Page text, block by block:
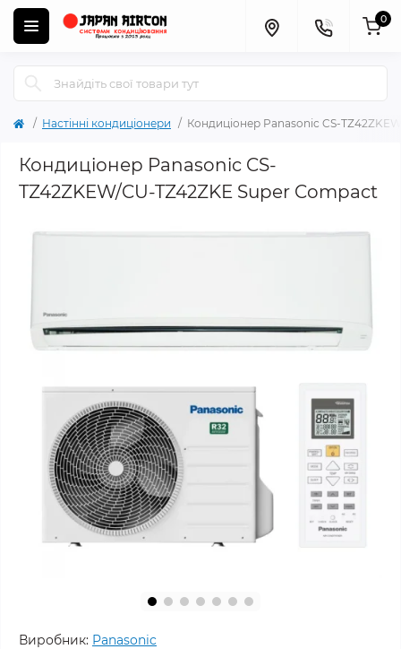
0
Настінні кондиціонери Кондиціонер Panasonic CS-
Кондиціонер Panasonic CS-
TZ42ZKEW/CU-TZ42ZKE Super Compact
Виробник: Panasonic